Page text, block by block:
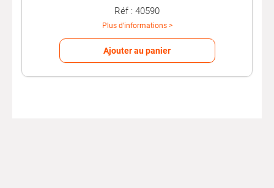
Réf : 40590
Plus d'informations >
Ajouter au panier